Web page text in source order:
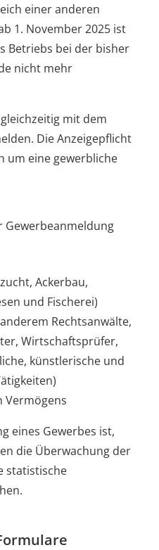
einer anderen
1. November 2025 ist
Betriebs bei der bisher
nicht mehr
mit dem
Die Anzeigepflicht
um eine gewerbliche
Gewerbeanmeldung
Ackerbau,
und Fischerei)
Rechtsanwälte,
Wirtschaftsprüfer,
künstlerische und
Vermögens
eines Gewerbes ist,
die Überwachung der
statistische